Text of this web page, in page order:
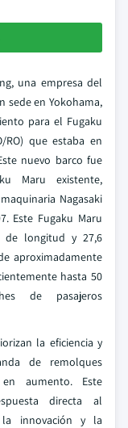
una empresa del
sede en Yokohama,
para el Fugaku
que estaba en
nuevo barco fue
Maru existente,
Nagasaki
Este Fugaku Maru
de longitud y 27,6
aproximadamente
hasta 50
de pasajeros
la eficiencia y
de remolques
aumento. Este
directa al
innovación y la